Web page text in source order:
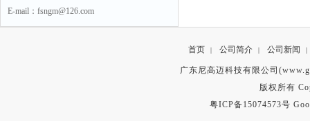
E-mail：fsngm@126.com
首页 | 公司简介 | 公司新闻 |
广东尼高迈科技有限公司
版权所有
粤ICP备15074573号